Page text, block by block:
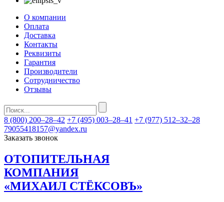
О компании
Оплата
Доставка
Контакты
Реквизиты
Гарантия
Производители
Сотрудничество
Отзывы
8 (800) 200–28–42 +7 (495) 003–28–41 +7 (977) 512–32–28
79055418157@yandex.ru
Заказать звонок
ОТОПИТЕЛЬНАЯ
КОМПАНИЯ
«МИХАИЛ СТЁКСОВЪ»